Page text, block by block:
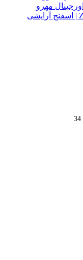
بیوتی بلندر (پد تخم مرغی) زدوان مدل Z-621 | اسفنج آرایشی